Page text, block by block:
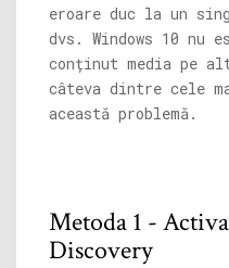
eroare duc la un
dvs. Windows 10 nu
conținut media pe
câteva dintre cele
această problemă.
Metoda 1 -
Discovery